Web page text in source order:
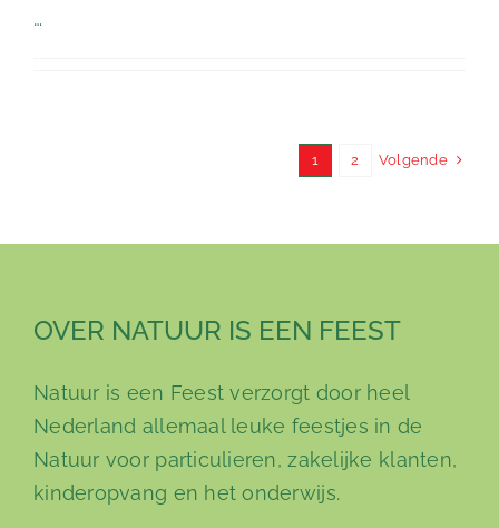
…
1 2 Volgende
OVER NATUUR IS EEN FEEST
Natuur is een Feest verzorgt door heel
Nederland allemaal leuke feestjes in de
Natuur voor particulieren, zakelijke klanten,
kinderopvang en het onderwijs.